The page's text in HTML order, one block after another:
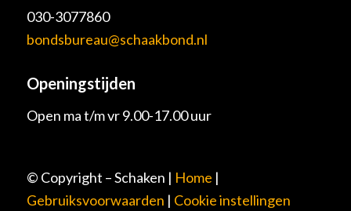
030-3077860
bondsbureau@schaakbond.nl
Openingstijden
Open ma t/m vr 9.00-17.00 uur
© Copyright – Schaken | Home |
Gebruiksvoorwaarden | Cookie instellingen